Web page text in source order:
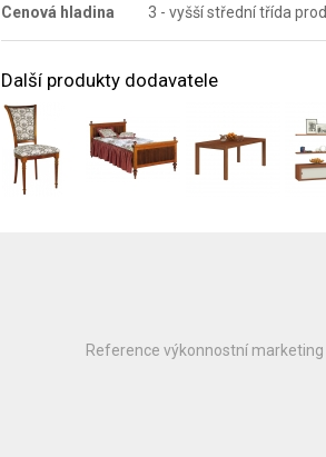
Cenová hladina
3 - vyšší střední třída
Další produkty dodavatele
Reference výkonnostní marketing